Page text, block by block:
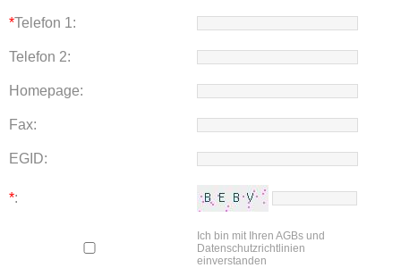
*Telefon 1:
Telefon 2:
Homepage:
Fax:
EGID:
*:
Ich bin mit Ihren AGBs und
Datenschutzrichtlinien
einverstanden